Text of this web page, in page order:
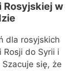
Rosyjskiej w
dla rosyjskich
Rosji do Syrii i
Szacuje się, że